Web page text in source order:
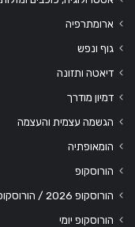
ארומתרפיה
גוף ונפש
דיאטה ותזונה
דמיון מודרך
הגשמה עצמית והעצמה
הומאופתיה
הורוסקופ
הורוסקופ 2026 / הורוסקופ שנתי 2026
הורוסקופ יומי